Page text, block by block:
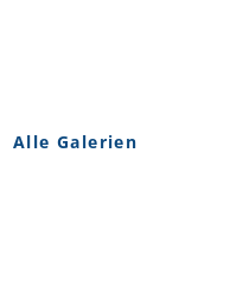
Alle Galerien